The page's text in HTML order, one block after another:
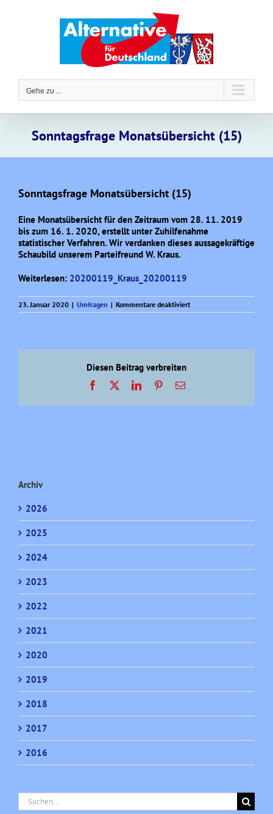
Gehe zu ...
Sonntagsfrage Monatsübersicht (15)
Sonntagsfrage Monatsübersicht (15)
Eine Monatsübersicht für den Zeitraum vom 28. 11. 2019
bis zum 16. 1. 2020, erstellt unter Zuhilfenahme
statistischer Verfahren. Wir verdanken dieses aussagekräftige
Schaubild unserem Parteifreund W. Kraus.
Weiterlesen: 20200119_Kraus_20200119
23. Januar 2020 | Umfragen | Kommentare deaktiviertfür
Sonntagsfrage
Diesen Beitrag verbreiten
Facebook LinkedInPinterest
E-
Archiv
2026
2025
2024
2023
2022
2021
2020
2019
2018
2017
2016
Suche
nach: